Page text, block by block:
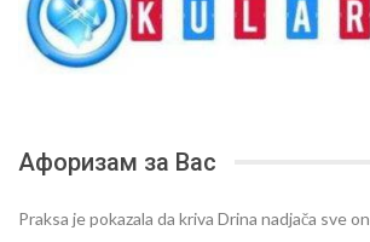
Афоризам за Вас
Praksa je pokazala da kriva Drina nadjača sve